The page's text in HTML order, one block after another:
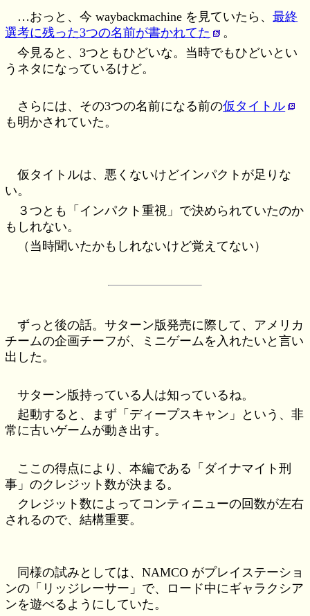
…おっと、今 waybackmachine を見ていたら、最終
選考に残った3つの名前が書かれてた
。
今見ると、3つともひどいな。当時でもひどいとい
うネタになっているけど。
さらには、その3つの名前になる前の仮タイトル
も明かされていた。
仮タイトルは、悪くないけどインパクトが足りな
い。
３つとも「インパクト重視」で決められていたのか
もしれない。
（当時聞いたかもしれないけど覚えてない）
ずっと後の話。サターン版発売に際して、アメリカ
チームの企画チーフが、ミニゲームを入れたいと言い
出した。
サターン版持っている人は知っているね。
起動すると、まず「ディープスキャン」という、非
常に古いゲームが動き出す。
ここの得点により、本編である「ダイナマイト刑
事」のクレジット数が決まる。
クレジット数によってコンティニューの回数が左右
されるので、結構重要。
同様の試みとしては、NAMCO がプレイステーショ
ンの「リッジレーサー」で、ロード中にギャラクシア
ンを遊べるようにしていた。